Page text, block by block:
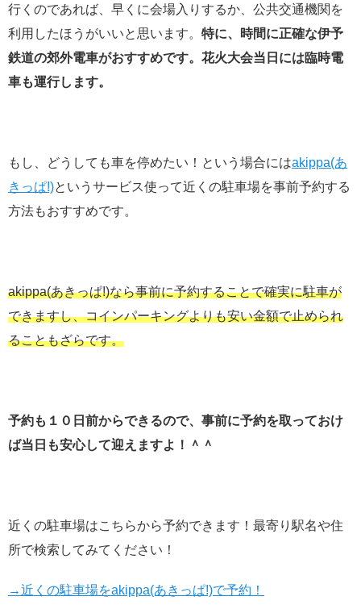
行くのであれば、早くに会場入りするか、公共交通機関を
利用したほうがいいと思います。 特に、時間に正確な伊予
鉄道の郊外電車がおすすめです。花火大会当日には臨時電
車も運行します。
もし、どうしても車を停めたい！という場合にはakippa(あ
きっぱ!)というサービス使って近くの駐車場を事前予約する
方法もおすすめです。
akippa(あきっぱ!)なら事前に予約することで確実に駐車が
できますし、コインパーキングよりも安い金額で止められ
ることもざらです。
予約も１０日前からできるので、事前に予約を取っておけ
ば当日も安心して迎えますよ！＾＾
近くの駐車場はこちらから予約できます！最寄り駅名や住
所で検索してみてください！
→近くの駐車場をakippa(あきっぱ!)で予約！